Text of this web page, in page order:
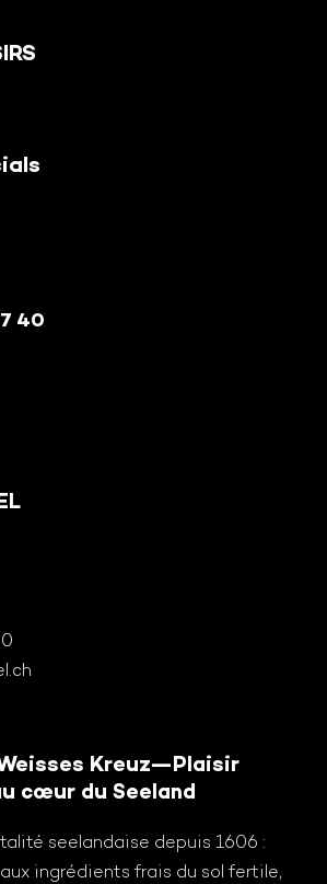
Kreuz—Plaisir
cœur du Seeland
seelandaise depuis 1606 :
ingrédients frais du sol fertile,
40